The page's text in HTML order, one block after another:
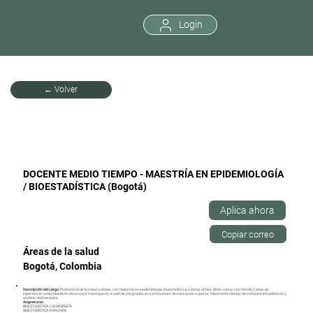
Login
DOCENTE MEDIO TIEMPO - MAESTRÍA EN EPIDEMIOLOGÍA
/ BIOESTADÍSTICA (Bogotá)
Aplica ahora
Copiar correo
Áreas de la salud
Bogotá, Colombia
Descripción del cargo:Profesional de la salud o afines, con maestría en epidemiología, bioestadística o áreas afines. Debe contar con mínimo 2 años de
experiencia comprobada en docencia e investigación a nivel de posgrados en instituciones de educación superior. Importante manejo de software estadísticos y
análisis multivariados.
Asignaturas:
BIOESTADÍSTICA Y DEMOGRAFÍA
BIOESTADÍSTICA AVANZADA
← Volver